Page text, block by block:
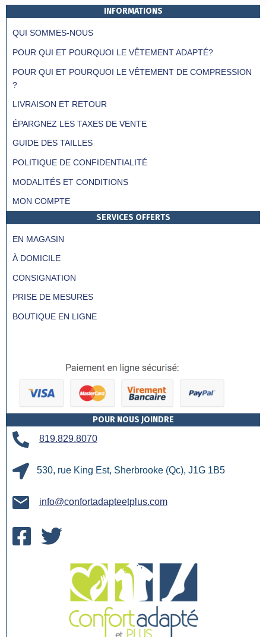
INFORMATIONS
QUI SOMMES-NOUS
POUR QUI ET POURQUOI LE VÊTEMENT ADAPTÉ?
POUR QUI ET POURQUOI LE VÊTEMENT DE COMPRESSION
?
LIVRAISON ET RETOUR
ÉPARGNEZ LES TAXES DE VENTE
GUIDE DES TAILLES
POLITIQUE DE CONFIDENTIALITÉ
MODALITÉS ET CONDITIONS
MON COMPTE
SERVICES OFFERTS
EN MAGASIN
À DOMICILE
CONSIGNATION
PRISE DE MESURES
BOUTIQUE EN LIGNE
POUR NOUS JOINDRE
819.829.8070
530, rue King Est, Sherbrooke (Qc), J1G 1B5
info@confortadapteetplus.com